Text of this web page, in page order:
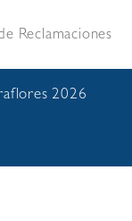
Reclamaciones
2026